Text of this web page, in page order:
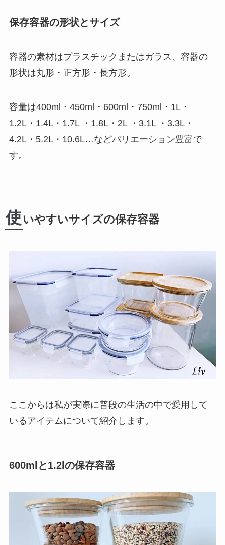
保存容器の形状とサイズ
容器の素材はプラスチックまたはガラス、容器の
形状は丸形・正方形・長方形。
容量は400ml・450ml・600ml・750ml・1L・
1.2L・1.4L・1.7L ・1.8L・2L ・3.1L ・3.3L・
4.2L・5.2L・10.6L…などバリエーション豊富で
す。
使 いやすいサイズの保存容器
ここからは私が実際に普段の生活の中で愛用して
いるアイテムについて紹介します。
600mlと1.2lの保存容器